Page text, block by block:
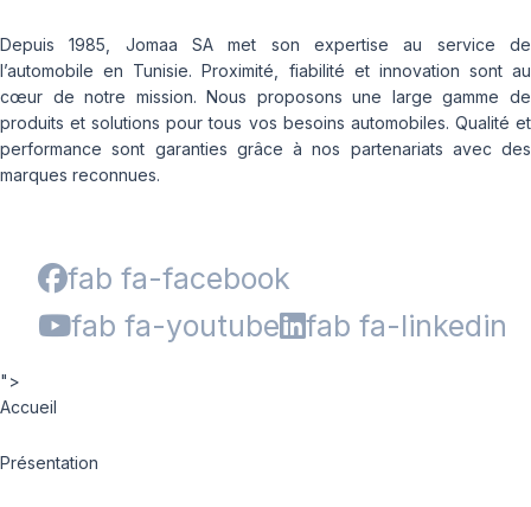
Depuis 1985, Jomaa SA met son expertise au service de
l’automobile en Tunisie. Proximité, fiabilité et innovation sont au
cœur de notre mission. Nous proposons une large gamme de
produits et solutions pour tous vos besoins automobiles. Qualité et
performance sont garanties grâce à nos partenariats avec des
marques reconnues.
fab fa-facebook
fab fa-youtube
fab fa-linkedin
">
Accueil
Présentation